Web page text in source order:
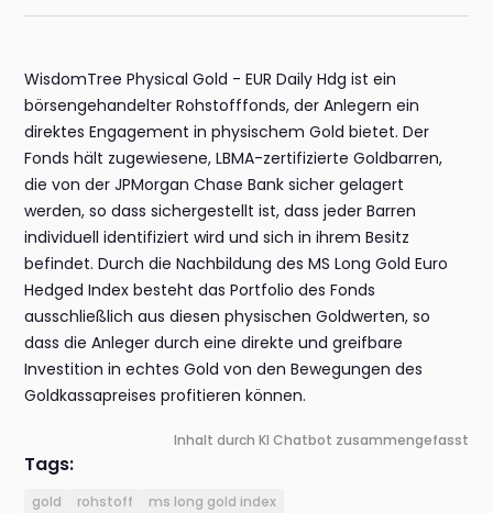
WisdomTree Physical Gold - EUR Daily Hdg ist ein
börsengehandelter Rohstofffonds, der Anlegern ein
direktes Engagement in physischem Gold bietet. Der
Fonds hält zugewiesene, LBMA-zertifizierte Goldbarren,
die von der JPMorgan Chase Bank sicher gelagert
werden, so dass sichergestellt ist, dass jeder Barren
individuell identifiziert wird und sich in ihrem Besitz
befindet. Durch die Nachbildung des MS Long Gold Euro
Hedged Index besteht das Portfolio des Fonds
ausschließlich aus diesen physischen Goldwerten, so
dass die Anleger durch eine direkte und greifbare
Investition in echtes Gold von den Bewegungen des
Goldkassapreises profitieren können.
Inhalt durch KI Chatbot zusammengefasst
Tags:
gold rohstoff ms long gold index